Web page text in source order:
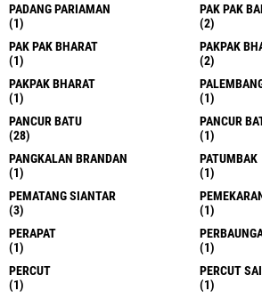
PADANG PARIAMAN
(1)
PAK PAK
(2)
PAK PAK BHARAT
(1)
PAKPAK
(2)
PAKPAK BHARAT
(1)
(1)
PANCUR BATU
(28)
PANCUR
(1)
PANGKALAN BRANDAN
(1)
PATUMBAK
(1)
PEMATANG SIANTAR
(3)
(1)
PERAPAT
(1)
(1)
PERCUT
(1)
PERCUT
(1)